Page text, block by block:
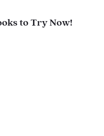
to Try Now!